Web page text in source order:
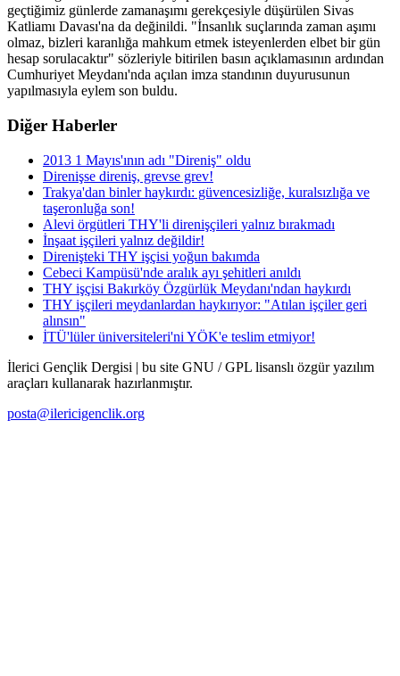
geçtiğimiz günlerde zamanaşımı gerekçesiyle düşürülen Sivas
Katliamı Davası'na da değinildi. "İnsanlık suçlarında zaman aşımı
olmaz, bizleri karanlığa mahkum etmek isteyenlerden elbet bir gün
hesap sorulacaktır" sözleriyle bitirilen basın açıklamasının ardından
Cumhuriyet Meydanı'nda açılan imza standının duyurusunun
yapılmasıyla eylem son buldu.
Diğer Haberler
2013 1 Mayıs'ının adı "Direniş" oldu
Direnişse direniş, grevse grev!
Trakya'dan binler haykırdı: güvencesizliğe, kuralsızlığa ve
taşeronluğa son!
Alevi örgütleri THY'li direnişçileri yalnız bırakmadı
İnşaat işçileri yalnız değildir!
Direnişteki THY işçisi yoğun bakımda
Cebeci Kampüsü'nde aralık ayı şehitleri anıldı
THY işçisi Bakırköy Özgürlük Meydanı'ndan haykırdı
THY işçileri meydanlardan haykırıyor: "Atılan işçiler geri
alınsın"
İTÜ'lüler üniversiteleri'ni YÖK'e teslim etmiyor!
İlerici Gençlik Dergisi | bu site GNU / GPL lisanslı özgür yazılım
araçları kullanarak hazırlanmıştır.
posta@ilericigenclik.org